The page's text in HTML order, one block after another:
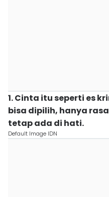
1. Cinta itu seperti es
bisa dipilih, hanya
tetap ada di hati.
Default Image IDN